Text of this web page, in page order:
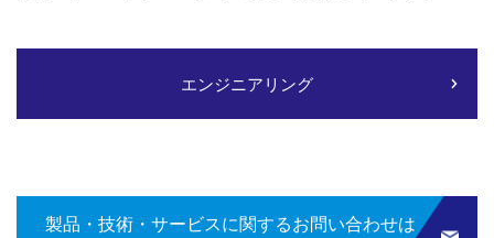
エンジニアリング
製品・技術・サービスに関するお問い合わせは